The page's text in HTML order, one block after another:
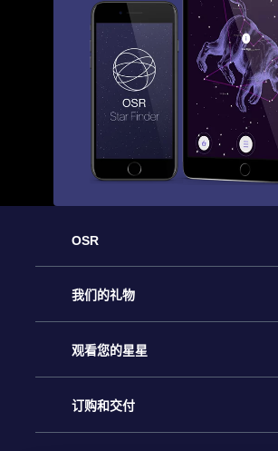
OSR
客户服务
联系我们
博客
我们的礼物
Online Star礼物
OSR 礼物包
观看您的星星
Online Star Register
订购和交付